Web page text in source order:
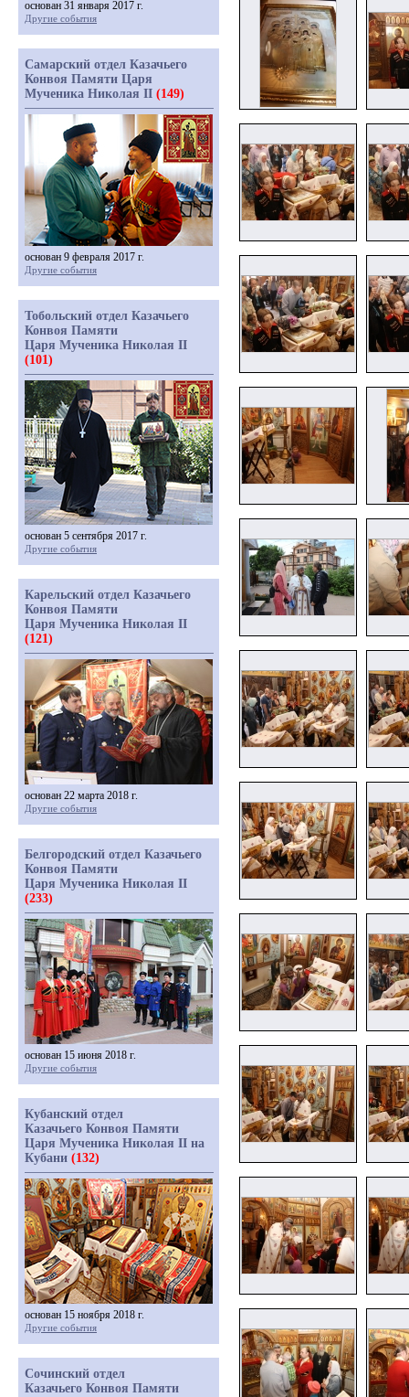
основан 31 января 2017 г.
Другие события
Самарский отдел Казачьего
Конвоя Памяти Царя
Мученика Николая II (149)
основан 9 февраля 2017 г.
Другие события
Тобольский отдел Казачьего
Конвоя Памяти
Царя Мученика Николая II
(101)
основан 5 сентября 2017 г.
Другие события
Карельский отдел Казачьего
Конвоя Памяти
Царя Мученика Николая II
(121)
основан 22 марта 2018 г.
Другие события
Белгородский отдел Казачьего
Конвоя Памяти
Царя Мученика Николая II
(233)
основан 15 июня 2018 г.
Другие события
Кубанский отдел
Казачьего Конвоя Памяти
Царя Мученика Николая II на
Кубани (132)
основан 15 ноября 2018 г.
Другие события
Сочинский отдел
Казачьего Конвоя Памяти